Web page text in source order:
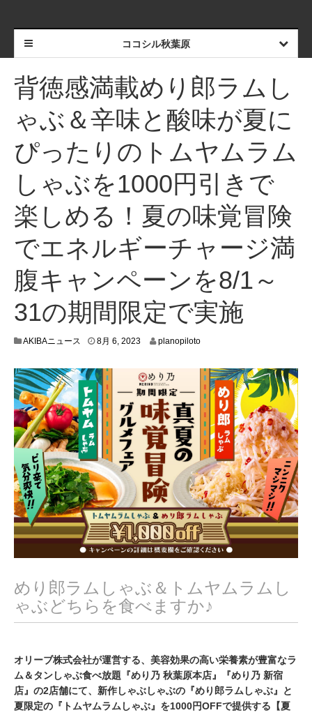
ココシル秋葉原
背徳感満載めり郎ラムし
ゃぶ＆辛味と酸味が夏に
ぴったりのトムヤムラム
しゃぶを1000円引きで
楽しめる！夏の味覚冒険
でエネルギーチャージ満
腹キャンペーンを8/1～
31の期間限定で実施
AKIBAニュース 8月 6, 20237
1
,
0
3
planopiloto
めり郎ラムしゃぶ＆トムヤムラムし
ゃぶどちらを食べますか♪
オリーブ株式会社が運営する、美容効果の高い栄養素が豊富なラ
ム＆タンしゃぶ食べ放題『めり乃 秋葉原本店』『めり乃 新宿
店』の2店舗にて、新作しゃぶしゃぶの『めり郎ラムしゃぶ』と
夏限定の『トムヤムラムしゃぶ』を1000円OFFで提供する【夏